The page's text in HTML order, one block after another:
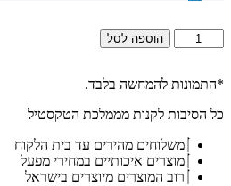
כמות
של
–
מזמור
מעוצבת
להדפסה
הוספה לסל
*התמונות להמחשה בלבד.
כל הסיבות לקנות מממלכת הטקסטיל
משלוחים מהירים עד בית הלקוח
מוצרים איכותיים במחירי מפעל
רוב המוצרים מיוצרים בישראל